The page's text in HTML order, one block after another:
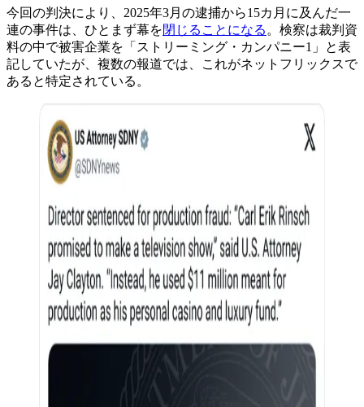
今回の判決により、2025年3月の逮捕から15カ月に及んだ一
連の事件は、ひとまず幕を閉じることになる 。検察は裁判資
料の中で被害企業を「ストリーミング・カンパニー1」と表
記していたが、複数の報道では、これがネットフリックスで
あると特定されている。